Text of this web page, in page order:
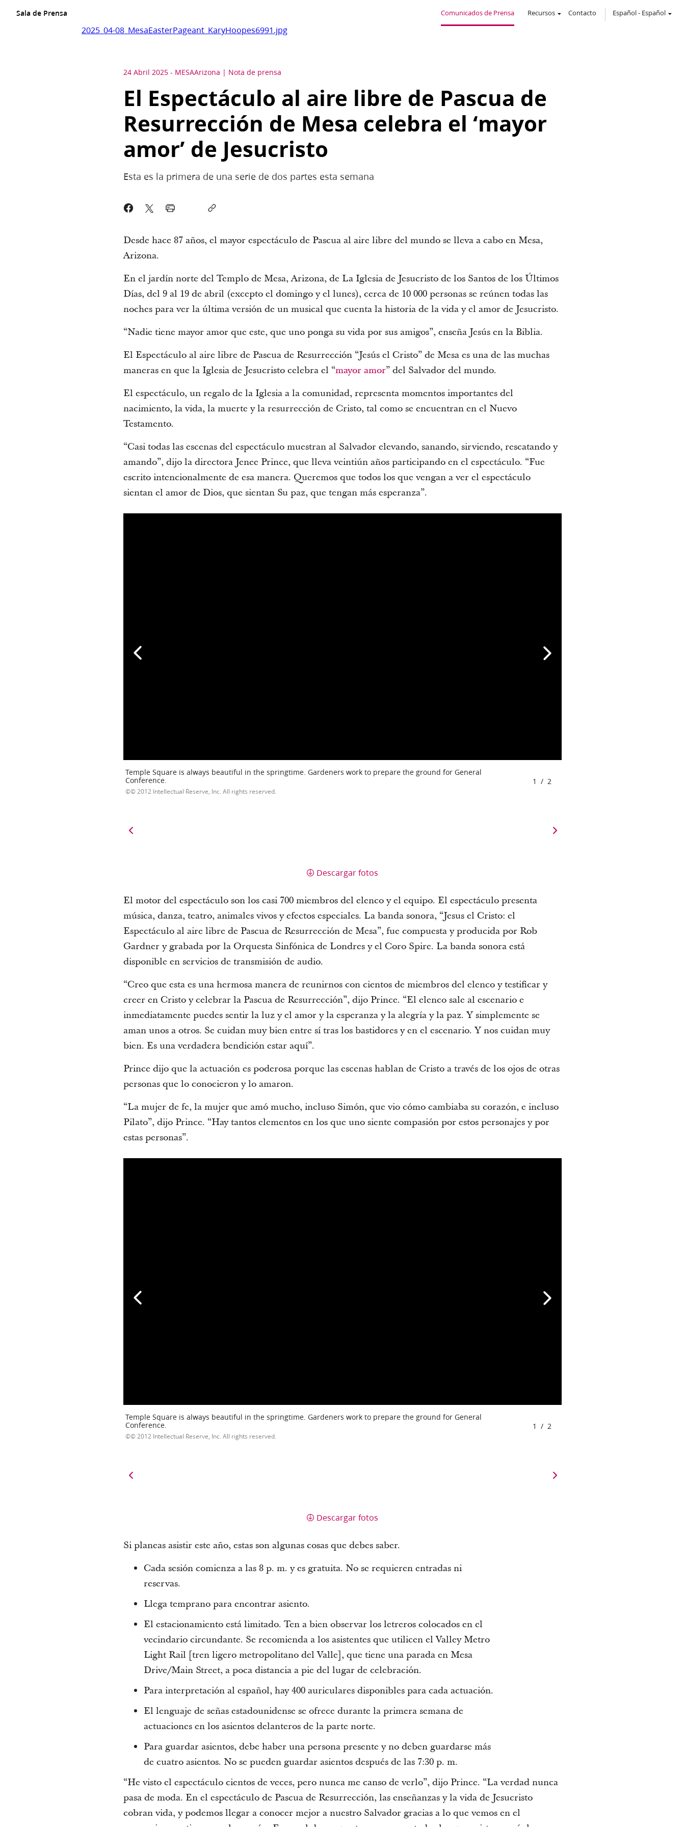
Sala de Prensa Comunicados de Prensa Recursos Contacto Español- Español
2025_04-08_MesaEasterPageant_KaryHoopes6991.jpg
24 Abril 2025 - MESAArizona Nota de prensa
El Espectáculo al aire libre de Pascua de
Resurrección de Mesa celebra el ‘mayor
amor’ de Jesucristo
Esta es la primera de una serie de dos partes esta semana
Desde hace 87 años, el mayor espectáculo de Pascua al aire libre del mundo se lleva a cabo en Mesa,
Arizona.
En el jardín norte del Templo de Mesa, Arizona, de La Iglesia de Jesucristo de los Santos de los Últimos
Días, del 9 al 19 de abril (excepto el domingo y el lunes), cerca de 10 000 personas se reúnen todas las
noches para ver la última versión de un musical que cuenta la historia de la vida y el amor de Jesucristo.
“Nadie tiene mayor amor que este, que uno ponga su vida por sus amigos”, enseña Jesús en la Biblia.
El Espectáculo al aire libre de Pascua de Resurrección “Jesús el Cristo” de Mesa es una de las muchas
maneras en que la Iglesia de Jesucristo celebra el “mayor amor” del Salvador del mundo.
El espectáculo, un regalo de la Iglesia a la comunidad, representa momentos importantes del
nacimiento, la vida, la muerte y la resurrección de Cristo, tal como se encuentran en el Nuevo
Testamento.
“Casi todas las escenas del espectáculo muestran al Salvador elevando, sanando, sirviendo, rescatando y
amando”, dijo la directora Jenee Prince, que lleva veintiún años participando en el espectáculo. “Fue
escrito intencionalmente de esa manera. Queremos que todos los que vengan a ver el espectáculo
sientan el amor de Dios, que sientan Su paz, que tengan más esperanza”.
Temple Square is always beautiful in the springtime. Gardeners work to prepare the ground for General
Conference.
© 2012 Intellectual Reserve, Inc. All rights reserved.
1 / 2
Descargar fotos
El motor del espectáculo son los casi 700 miembros del elenco y el equipo. El espectáculo presenta
música, danza, teatro, animales vivos y efectos especiales. La banda sonora, “Jesus el Cristo: el
Espectáculo al aire libre de Pascua de Resurrección de Mesa”, fue compuesta y producida por Rob
Gardner y grabada por la Orquesta Sinfónica de Londres y el Coro Spire. La banda sonora está
disponible en servicios de transmisión de audio.
“Creo que esta es una hermosa manera de reunirnos con cientos de miembros del elenco y testificar y
creer en Cristo y celebrar la Pascua de Resurrección”, dijo Prince. “El elenco sale al escenario e
inmediatamente puedes sentir la luz y el amor y la esperanza y la alegría y la paz. Y simplemente se
aman unos a otros. Se cuidan muy bien entre sí tras los bastidores y en el escenario. Y nos cuidan muy
bien. Es una verdadera bendición estar aquí”.
Prince dijo que la actuación es poderosa porque las escenas hablan de Cristo a través de los ojos de otras
personas que lo conocieron y lo amaron.
“La mujer de fe, la mujer que amó mucho, incluso Simón, que vio cómo cambiaba su corazón, e incluso
Pilato”, dijo Prince. “Hay tantos elementos en los que uno siente compasión por estos personajes y por
estas personas”.
Temple Square is always beautiful in the springtime. Gardeners work to prepare the ground for General
Conference.
© 2012 Intellectual Reserve, Inc. All rights reserved.
1 / 2
Descargar fotos
Si planeas asistir este año, estas son algunas cosas que debes saber.
Cada sesión comienza a las 8 p. m. y es gratuita. No se requieren entradas ni
reservas.
Llega temprano para encontrar asiento.
El estacionamiento está limitado. Ten a bien observar los letreros colocados en el
vecindario circundante. Se recomienda a los asistentes que utilicen el Valley Metro
Light Rail [tren ligero metropolitano del Valle], que tiene una parada en Mesa
Drive/Main Street, a poca distancia a pie del lugar de celebración.
Para interpretación al español, hay 400 auriculares disponibles para cada actuación.
El lenguaje de señas estadounidense se ofrece durante la primera semana de
actuaciones en los asientos delanteros de la parte norte.
Para guardar asientos, debe haber una persona presente y no deben guardarse más
de cuatro asientos. No se pueden guardar asientos después de las 7:30 p. m.
“He visto el espectáculo cientos de veces, pero nunca me canso de verlo”, dijo Prince. “La verdad nunca
pasa de moda. En el espectáculo de Pascua de Resurrección, las enseñanzas y la vida de Jesucristo
cobran vida, y podemos llegar a conocer mejor a nuestro Salvador gracias a lo que vemos en el